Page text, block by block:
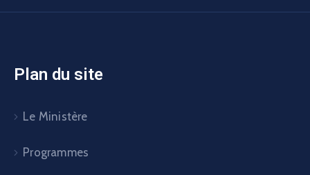
Plan du site
Le Ministère
Programmes